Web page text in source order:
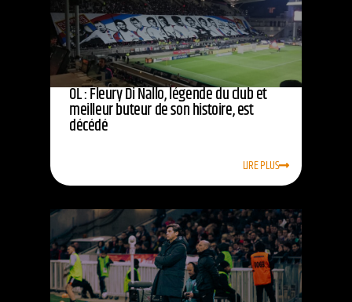
OL : Fleury Di Nallo, légende du club et
meilleur buteur de son histoire, est
décédé
LIRE PLUS